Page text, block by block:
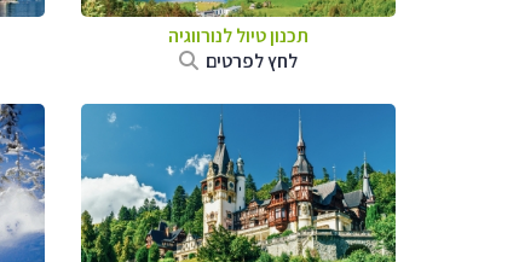
תכנון טיול לנורווגיה
לחץ לפרטים